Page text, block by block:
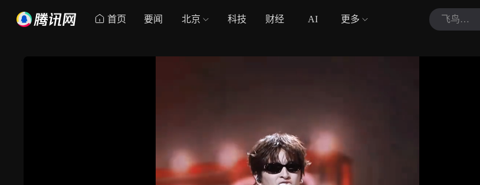
首页 要闻 北京 科技 财经 AI 更多 飞鸟集StrayBirds